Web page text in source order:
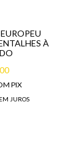
À
PIX
JUROS